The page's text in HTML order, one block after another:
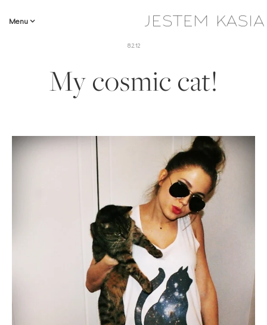
Menu
8.2.12
My cosmic cat!